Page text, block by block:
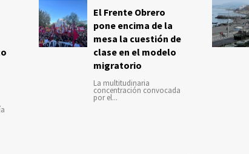
El Frente Obrero
pone encima de la
mesa la cuestión de
clase en el modelo
migratorio
La multitudinaria
concentración convocada
por el...